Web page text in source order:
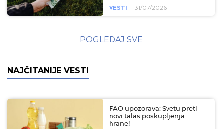
VESTI 31/07/2026
POGLEDAJ SVE
NAJČITANIJE VESTI
FAO upozorava: Svetu preti
novi talas poskupljenja
hrane!